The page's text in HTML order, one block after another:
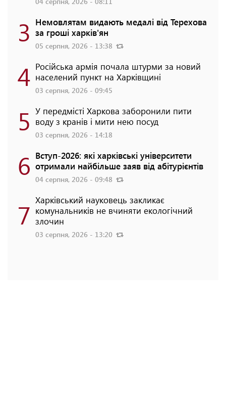
3 Немовлятам видають медалі від Терехова
за гроші харків'ян
05 серпня, 2026 - 13:38
4 Російська армія почала штурми за новий
населений пункт на Харківщині
03 серпня, 2026 - 09:45
5 У передмісті Харкова заборонили пити
воду з кранів і мити нею посуд
03 серпня, 2026 - 14:18
6 Вступ-2026: які харківські університети
отримали найбільше заяв від абітурієнтів
04 серпня, 2026 - 09:48
7 Харківський науковець закликає
комунальників не вчиняти екологічний
злочин
03 серпня, 2026 - 13:20